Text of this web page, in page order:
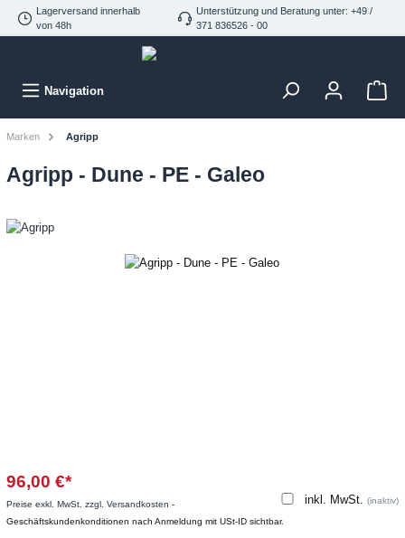
Lagerversand innerhalb
von 48h
Unterstützung und Beratung unter: +49 /
371 836526 - 00
Navigation
Marken Agripp
Agripp - Dune - PE - Galeo
96,00 €*
inkl. MwSt. (inaktiv)
Preise exkl. MwSt. zzgl. Versandkosten -
Geschäftskundenkonditionen nach Anmeldung mit USt-ID sichtbar.